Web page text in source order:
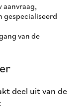
aanvraag,
gespecialiseerd
van de
deel uit van de